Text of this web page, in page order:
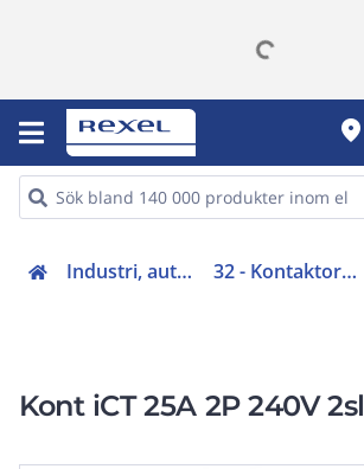
place
Industri, automation (31-40, 45) 32 - Kontaktorer och startapparater
Kont iCT 25A 2P 240V 2sl